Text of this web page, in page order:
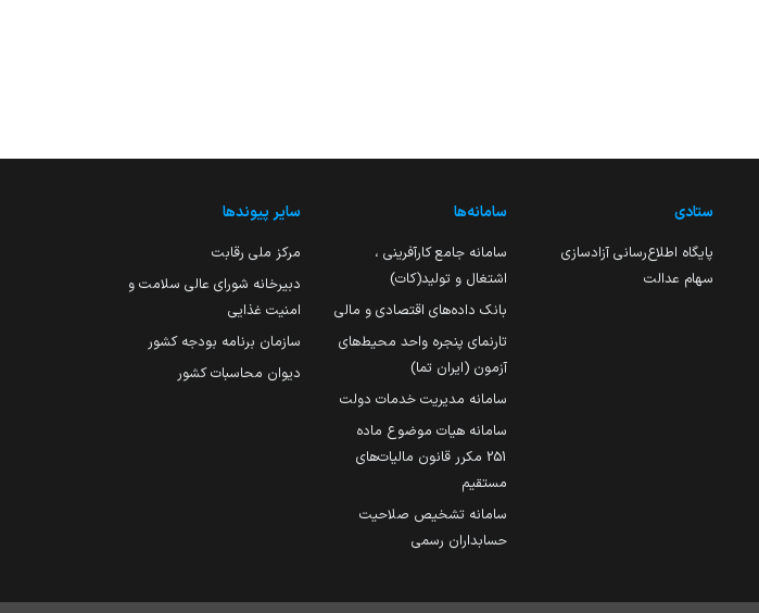
ستادی
پایگاه اطلاع‌رسانی آزادسازی
سهام عدالت
سامانه‌ها
سامانه جامع کارآفرینی ،
اشتغال و تولید(کات)
بانک داده‌های اقتصادی و مالی
تارنمای پنجره واحد محیط‌های
آزمون (ایران تما)
سامانه مدیریت خدمات دولت
سامانه هیات موضوع ماده
251 مکرر قانون مالیات‌های
مستقیم
سامانه تشخیص صلاحیت
حسابداران رسمی
سایر پیوندها
مرکز ملی رقابت
دبیرخانه شورای عالی سلامت و
امنیت غذایی
سازمان برنامه بودجه کشور
دیوان محاسبات کشور